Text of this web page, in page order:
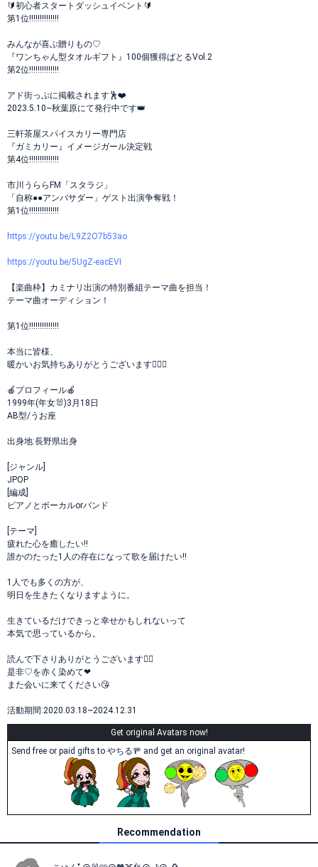
🔰初心者スタートダッシュイベント🔰
第1位‼️‼️‼️‼️‼️‼️‼️
みんなが喜ぶ贈りもの♡
『ワンちゃん型タオルギフト』100個獲得ばとるVol.2
第2位‼️‼️‼️‼️‼️‼️‼️
アド街っぷに掲載されます🕺❤️
2023.5.10~秋葉原にて発行中です👑
三軒茶屋スパイスカリー専門店
『ガミカリー』イメージガール決定戦
第4位‼️‼️‼️‼️‼️‼️‼️
市川うららFM「スタラジ」
「自称●●アンバサダー」ゲスト出演争奪戦！
第1位‼️‼️‼️‼️‼️‼️‼️
https://youtu.be/L9Z2O7b53ao
https://youtu.be/5UgZ-eacEVI
【楽曲枠】カミナリ出演の特別番組テーマ曲を担当！
テーマ曲オーディション！
第1位‼️‼️‼️‼️‼️‼️‼️
本当に皆様、
暖かいお気持ちありがとうございます🙇‍♀️✨
🍎プロフィール🍎
1999年(年女🐰)3月18日
AB型/うお座
出身地:長野県出身
[ジャンル]
JPOP
[編成]
ピアノとボーカルorバンド
[テーマ]
疲れた心を癒したい!!
誰かのたった1人の存在になって歌を届けたい!!
1人でも多くの方が、
明日を生きたくなりますように。
生きているだけできっと幸せかもしれないって
本気で思っているから。
読んで下さりありがとうございます🙇‍♀️
是非♡を赤く染めて❤
また会いに来てください😘
活動期間:2020.03.18~2024.12.31
Get original Avatars now!
Send free or paid gifts to やちる🚥 and get an original avatar!
Recommendation